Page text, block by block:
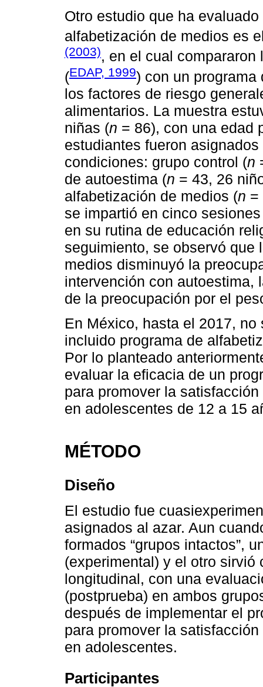
Otro estudio que ha
alfabetización de medios es
(2003), en el cual
(EDAP, 1999) con un programa
los factores de riesgo
alimentarios. La muestra
niñas (n = 86), con una edad
estudiantes fueron
condiciones: grupo control (n
de autoestima (n = 43, 26
alfabetización de medios (n =
se impartió en cinco
en su rutina de educación
seguimiento, se observó que
medios disminuyó la
intervención con autoestima,
de la preocupación por el
En México, hasta el 2017,
incluido programa de
Por lo planteado
evaluar la eficacia de un
para promover la
en adolescentes de 12 a 15
MÉTODO
Diseño
El estudio fue
asignados al azar. Aun
formados “grupos intactos”,
(experimental) y el otro
longitudinal, con una
(postprueba) en ambos
después de implementar el
para promover la
en adolescentes.
Participantes